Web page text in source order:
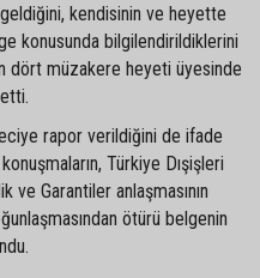
kendisinin ve heyette
konusunda bilgilendirildiklerini
dört müzakere heyeti üyesinde
rapor verildiğini de ifade
Türkiye Dışişleri
ve Garantiler anlaşmasının
ötürü belgenin